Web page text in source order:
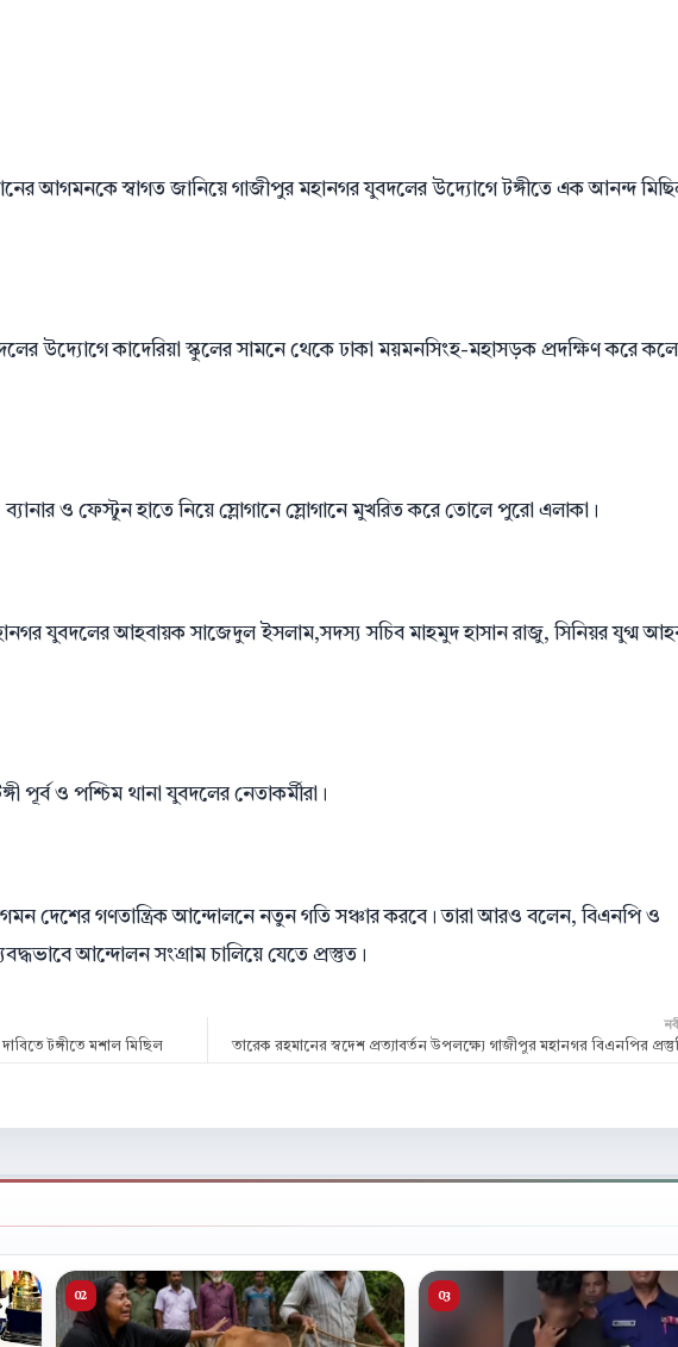
আগমনকে স্বাগত জানিয়ে গাজীপুর মহানগর যুবদলের উদ্যোগে টঙ্গীতে এক আনন্দ
উদ্যোগে কাদেরিয়া স্কুলের সামনে থেকে ঢাকা ময়মনসিংহ-মহাসড়ক প্রদক্ষিণ করে
ব্যানার ও ফেস্টুন হাতে নিয়ে স্লোগানে স্লোগানে মুখরিত করে তোলে পুরো এলাকা।
যুবদলের আহবায়ক সাজেদুল ইসলাম,সদস্য সচিব মাহমুদ হাসান রাজু, সিনিয়র যুগ্ম
ও পশ্চিম থানা যুবদলের নেতাকর্মীরা।
দেশের গণতান্ত্রিক আন্দোলনে নতুন গতি সঞ্চার করবে। তারা আরও বলেন, বিএনপি ও
আন্দোলন সংগ্রাম চালিয়ে যেতে প্রস্তুত।
তারেক রহমানের স্বদেশ প্রত্যাবর্তন উপলক্ষ্যে গাজীপুর মহানগর বিএনপির
টঙ্গীতে মশাল মিছিল